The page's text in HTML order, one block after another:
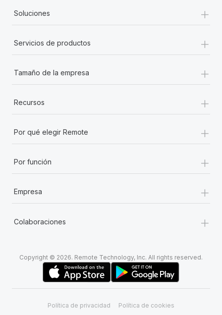
Soluciones +
Servicios de productos +
Tamaño de la empresa +
Recursos +
Por qué elegir Remote +
Por función +
Empresa +
Colaboraciones +
Copyright © 2026. Remote Technology, Inc. All rights reserved.
Política de privacidad Política de cookies